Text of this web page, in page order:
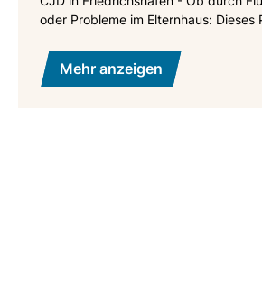
oder Probleme im Elternhaus: Dieses
Mehr anzeigen